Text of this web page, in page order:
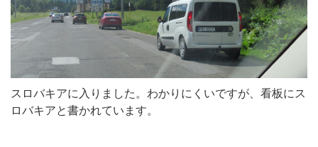
スロバキアに入りました。わかりにくいですが、看板にス
ロバキアと書かれています。